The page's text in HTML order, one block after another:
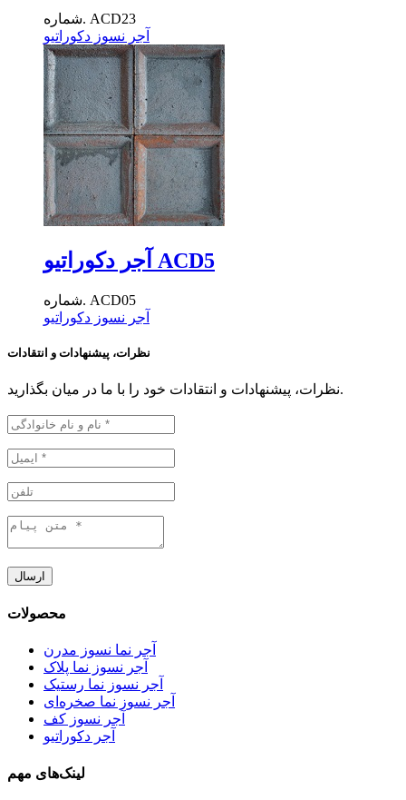
شماره. ACD23
آجر نسوز دکوراتیو
آجر دکوراتیو ACD5
شماره. ACD05
آجر نسوز دکوراتیو
نظرات، پیشنهادات و انتقادات
نظرات، پیشنهادات و انتقادات خود را با ما در میان بگذارید.
ارسال
محصولات
آجر نما نسوز مدرن
آجر نسوز نما پلاک
آجر نسوز نما رستیک
آجر نسوز نما صخره‌ای
آجر نسوز کف
آجر دکوراتیو
لینک‌های مهم